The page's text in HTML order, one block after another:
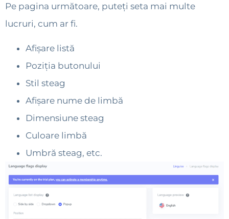
Pe pagina următoare, puteți seta mai multe
lucruri, cum ar fi.
Afișare listă
Poziția butonului
Stil steag
Afișare nume de limbă
Dimensiune steag
Culoare limbă
Umbră steag, etc.